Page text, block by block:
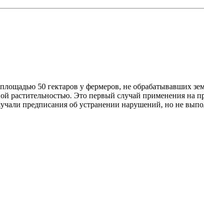
50 гектаров у фермеров, не обрабатывавших
растительностью. Это первый случай применения на
предписания об устранении нарушений, но не